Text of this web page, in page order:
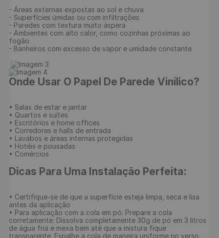
- Áreas externas expostas ao sol e chuva
- Superfícies úmidas ou com infiltrações
- Paredes com textura muito áspera
- Ambientes com alto calor, como cozinhas próximas ao
fogão
- Banheiros com excesso de vapor e umidade constante
Onde Usar O Papel De Parede Vinílico?
• Salas de estar e jantar
• Quartos e suítes
• Escritórios e home offices
• Corredores e halls de entrada
• Lavabos e áreas internas protegidas
• Hotéis e pousadas
• Comércios
Dicas Para Uma Instalação Perfeita:
• Certifique-se de que a superfície esteja limpa, seca e lisa
antes da aplicação
• Para aplicação com a cola em pó: Prepare a cola
corretamente: Dissolva completamente 30g de pó em 3 litros
de água fria e mexa bem até que a mistura fique
transparente. Espalhe a cola de maneira uniforme no verso